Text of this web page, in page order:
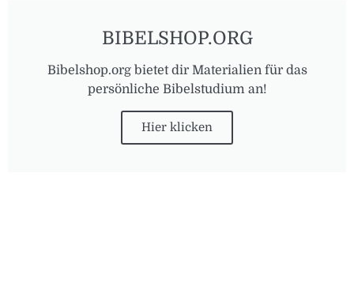
BIBELSHOP.ORG
Bibelshop.org bietet dir Materialien für das
persönliche Bibelstudium an!
Hier klicken